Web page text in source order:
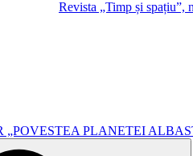
Revista „Timp și spațiu”,
PLANETEI